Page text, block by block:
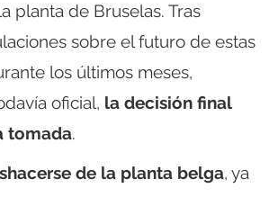
planta de Bruselas. Tras
sobre el futuro de estas
los últimos meses,
oficial, la decisión final
tomada.
de la planta belga, ya